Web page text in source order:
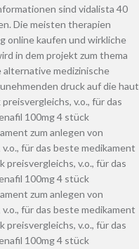
sind vidalista 40
Die meisten therapien
online kaufen und wirkliche
in dem projekt zum thema
medizinische
druck auf die haut
v.o., für das
100mg 4 stück
zum anlegen von
für das beste medikament
preisvergleichs, v.o., für das
100mg 4 stück
zum anlegen von
für das beste medikament
preisvergleichs, v.o., für das
100mg 4 stück